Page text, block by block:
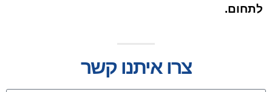
לתחום.
צרו איתנו קשר